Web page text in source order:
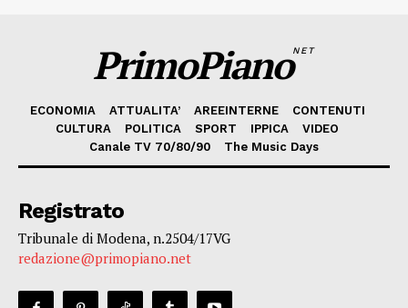
PrimoPianoNET
ECONOMIA ATTUALITA’ AREEINTERNE
CONTENUTI
CULTURA
POLITICA SPORT IPPICA
VIDEO
Canale TV 70/80/90
The Music Days
Registrato
Tribunale di Modena, n.2504/17VG
redazione@primopiano.net